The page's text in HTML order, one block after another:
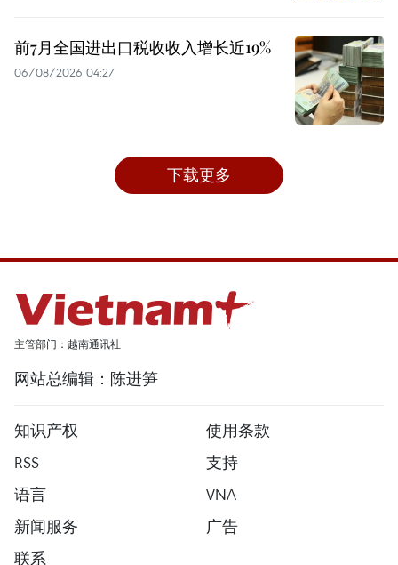
前7月全国进出口税收收入增长近19%
06/08/2026 04:27
下载更多
主管部门：越南通讯社
网站总编辑：陈进笋
知识产权
使用条款
RSS
支持
语言
VNA
新闻服务
广告
联系